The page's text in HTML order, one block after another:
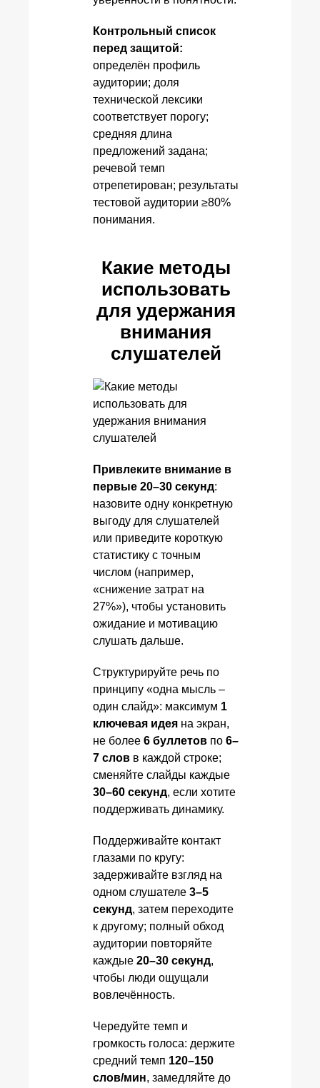
Контрольный список
перед защитой:
определён профиль
аудитории; доля
технической лексики
соответствует порогу;
средняя длина
предложений задана;
речевой темп
отрепетирован; результаты
тестовой аудитории ≥80%
понимания.
Какие методы
использовать
для удержания
внимания
слушателей
Привлеките внимание в
первые 20–30 секунд:
назовите одну конкретную
выгоду для слушателей
или приведите короткую
статистику с точным
числом (например,
«снижение затрат на
27%»), чтобы установить
ожидание и мотивацию
слушать дальше.
Структурируйте речь по
принципу «одна мысль –
один слайд»: максимум 1
ключевая идея на экран,
не более 6 буллетов по 6–
7 слов в каждой строке;
сменяйте слайды каждые
30–60 секунд, если хотите
поддерживать динамику.
Поддерживайте контакт
глазами по кругу:
задерживайте взгляд на
одном слушателе 3–5
секунд, затем переходите
к другому; полный обход
аудитории повторяйте
каждые 20–30 секунд,
чтобы люди ощущали
вовлечённость.
Чередуйте темп и
громкость голоса: держите
средний темп 120–150
слов/мин, замедляйте до